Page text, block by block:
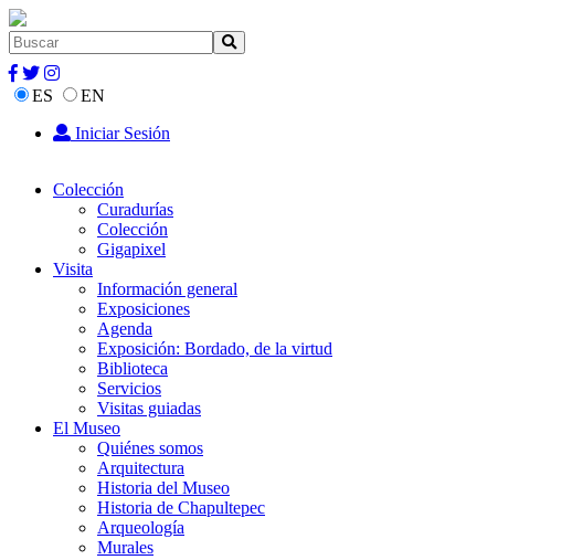
ES
EN
Iniciar Sesión
Colección
Curadurías
Colección
Gigapixel
Visita
Información general
Exposiciones
Agenda
Exposición: Bordado, de la virtud
Biblioteca
Servicios
Visitas guiadas
El Museo
Quiénes somos
Arquitectura
Historia del Museo
Historia de Chapultepec
Arqueología
Murales